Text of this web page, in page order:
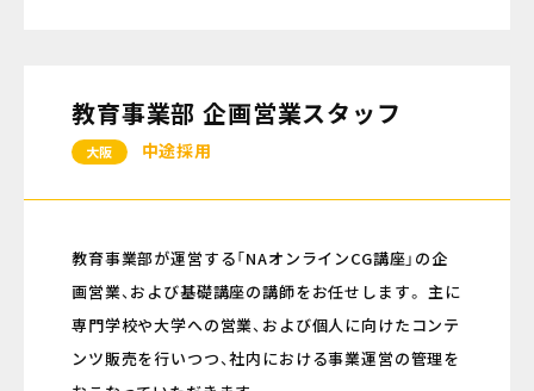
教育事業部 企画営業スタッフ
大阪 中途採用
教育事業部が運営する「NAオンラインCG講座」の企
画営業、および基礎講座の講師をお任せします。 主に
専門学校や大学への営業、および個人に向けたコンテ
ンツ販売を行いつつ、社内における事業運営の管理を